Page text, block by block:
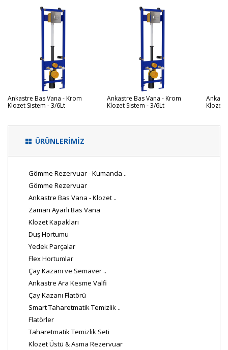
Ankastre Bas Vana - Krom
Klozet Sistem - 3/6Lt
Ankastre Bas Vana - Krom
Klozet Sistem - 3/6Lt
Klozet
ÜRÜNLERİMİZ
Gömme Rezervuar - Kumanda ..
Gömme Rezervuar
Ankastre Bas Vana - Klozet ..
Zaman Ayarlı Bas Vana
Klozet Kapakları
Duş Hortumu
Yedek Parçalar
Flex Hortumlar
Çay Kazanı ve Semaver ..
Ankastre Ara Kesme Valfi
Çay Kazanı Flatörü
Smart Taharetmatik Temizlik ..
Flatörler
Taharetmatik Temizlik Seti
Klozet Üstü & Asma Rezervuar